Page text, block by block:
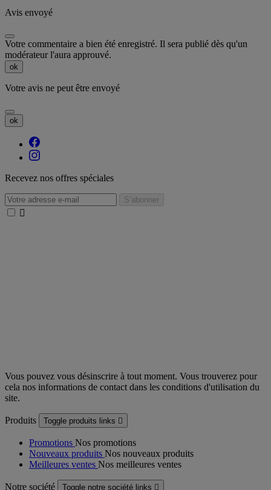
Avis envoyé
Votre commentaire a bien été enregistré. Il sera publié dès qu'un
modérateur l'aura approuvé.
ok
Votre avis ne peut être envoyé
ok
Recevez nos offres spéciales

Vous pouvez vous désinscrire à tout moment. Vous trouverez pour
cela nos informations de contact dans les conditions d'utilisation du
site.
Produits Toggle produits links 
Promotions Nos promotions
Nouveaux produits Nos nouveaux produits
Meilleures ventes Nos meilleures ventes
Notre société Toggle notre société links 